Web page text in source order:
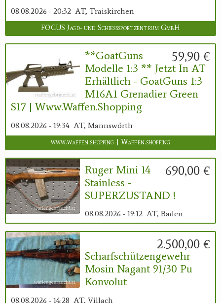
08.08.2026 - 20:32 AT, Traiskirchen
FOCUS Jagd- und Schießsportzentrum GmbH
59,90 €
**GoatGuns
Modelle 1:3 ** Jetzt In AT
Erhältlich - GoatGuns 1:3
M16A1 Grenadier Green
S17 | Www.waffen.shopping
08.08.2026 - 19:34 AT, Mannswörth
www.waffen.shopping | Waffen.shopping
690,00 €
Ruger Mini 14
Stainless -
SUPERZUSTAND !
08.08.2026 - 19:12 AT, Baden
2.500,00 €
Scharfschützengewehr
Mosin Nagant 91/30 Pu
Konvolut
08.08.2026 - 14:28 AT, Villach